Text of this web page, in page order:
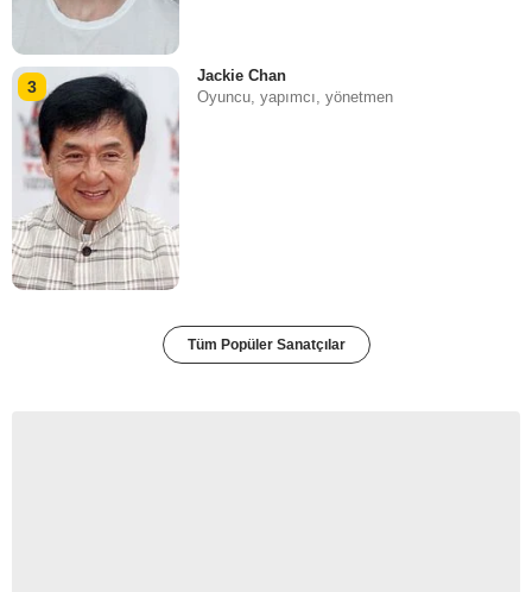
3
Jackie Chan
Oyuncu, yapımcı, yönetmen
Tüm Popüler Sanatçılar